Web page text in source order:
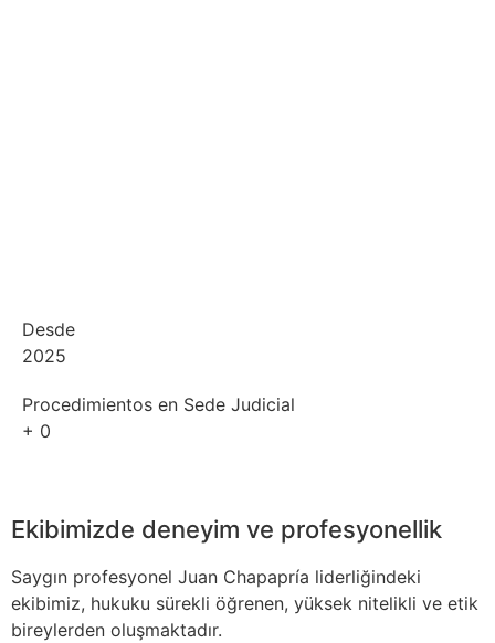
Desde
2025
Procedimientos en Sede Judicial
+ 0
Ekibimizde deneyim ve profesyonellik
Saygın profesyonel Juan Chapapría liderliğindeki
ekibimiz, hukuku sürekli öğrenen, yüksek nitelikli ve etik
bireylerden oluşmaktadır.